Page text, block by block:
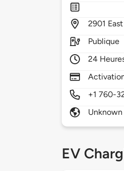
2901
Publique
24
+1 760-
EV